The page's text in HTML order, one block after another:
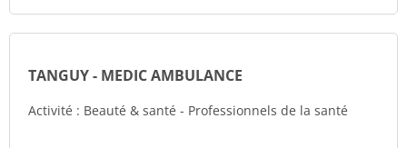
TANGUY - MEDIC AMBULANCE
Activité : Beauté & santé - Professionnels de la santé